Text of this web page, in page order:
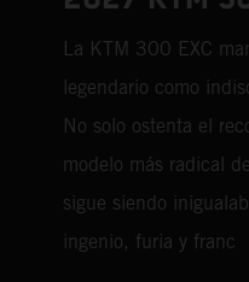
La KTM 300 EXC
legendario como
No solo ostenta el
modelo más radical
sigue siendo
ingenio, furia y franc